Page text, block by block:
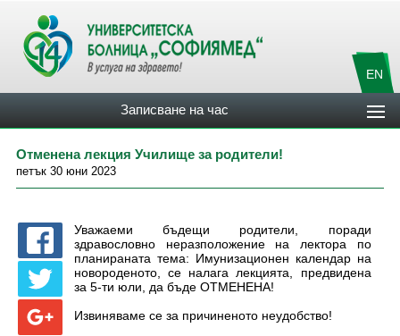
EN
Записване на час
Отменена лекция Училище за родители!
петък 30 юни 2023
Уважаеми бъдещи родители, поради
здравословно неразположение на лектора по
планираната тема: Имунизационен календар на
новороденото, се налага лекцията, предвидена
за 5-ти юли, да бъде ОТМЕНЕНА!
Извиняваме се за причиненото неудобство!